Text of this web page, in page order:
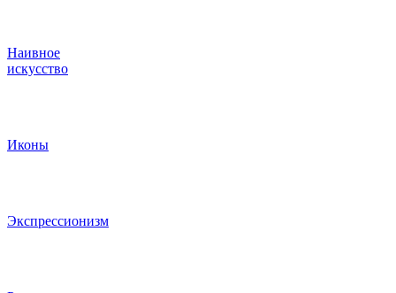
Наивное
искусство
Иконы
Экспрессионизм